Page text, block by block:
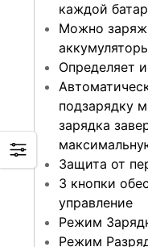
каждой
Можно
Определяет
подзарядку
зарядка
Защита от
3 кнопки
управление
Режим
Режим